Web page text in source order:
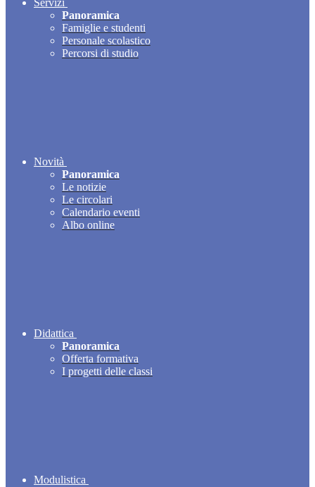
Servizi
Panoramica
Famiglie e studenti
Personale scolastico
Percorsi di studio
Novità
Panoramica
Le notizie
Le circolari
Calendario eventi
Albo online
Didattica
Panoramica
Offerta formativa
I progetti delle classi
Modulistica